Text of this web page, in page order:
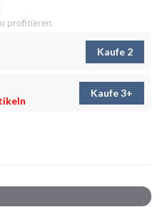
profitieren.
Kaufe 2
Kaufe 3+